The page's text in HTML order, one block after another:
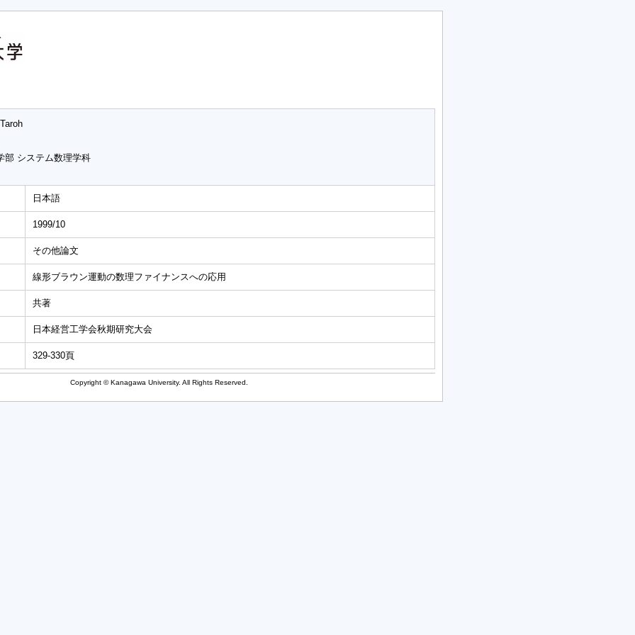
部 システム数理学科
日本語
1999/10
その他論文
線形ブラウン運動の数理ファイナンスへの応用
共著
日本経営工学会秋期研究大会
329-330頁
Copyright © Kanagawa University. All Rights Reserved.